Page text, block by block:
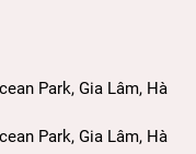
thoáng, giữ ẩm
lại cảm giác dễ
nhàng massage
Park, Gia Lâm, Hà
Park, Gia Lâm, Hà